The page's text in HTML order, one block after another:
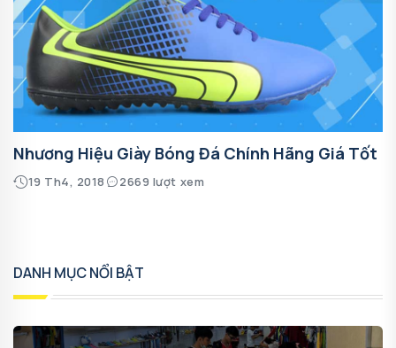
Nhương Hiệu Giày Bóng Đá Chính Hãng Giá Tốt
19 Th4, 2018 2669 lượt xem
DANH MỤC NỔI BẬT